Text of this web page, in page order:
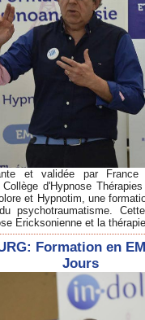
et validée par
d'Hypnose
et Hypnotim, une
psychotraumatisme.
Ericksonienne et la thérapie
Formation en
Jours